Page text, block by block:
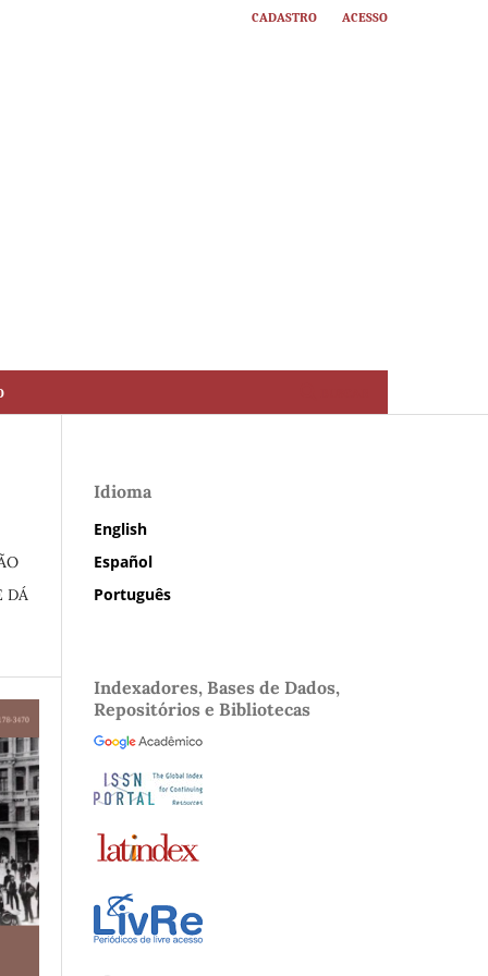
Cadastro Acesso
DÁ
Idioma
English
Español
Português
Indexadores, Bases de Dados,
Repositórios e Bibliotecas